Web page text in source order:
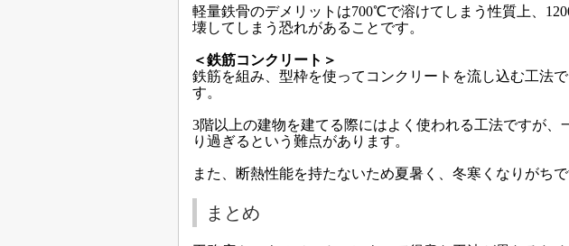
軽量鉄骨のデメリットは700℃で溶けてしまう性質上、
壊してしまう恐れがあることです。
＜鉄筋コンクリート＞
鉄筋を組み、型枠を使ってコンクリートを流し込む工法
す。
3階以上の建物を建てる際にはよく使われる工法ですが
り過ぎるという難点があります。
また、断熱性能を持たないため夏暑く、冬寒くなりがちで
まとめ